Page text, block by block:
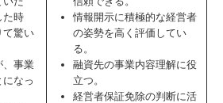
た時
て驚い
、事業
なっ
情報開示に積極的な経営者
の姿勢を高く評価してい
る。
融資先の事業内容理解に役
立つ。
経営者保証免除の判断に活